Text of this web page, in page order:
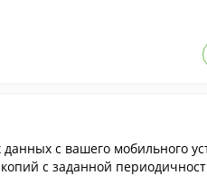
с вашего мобильного
с заданной